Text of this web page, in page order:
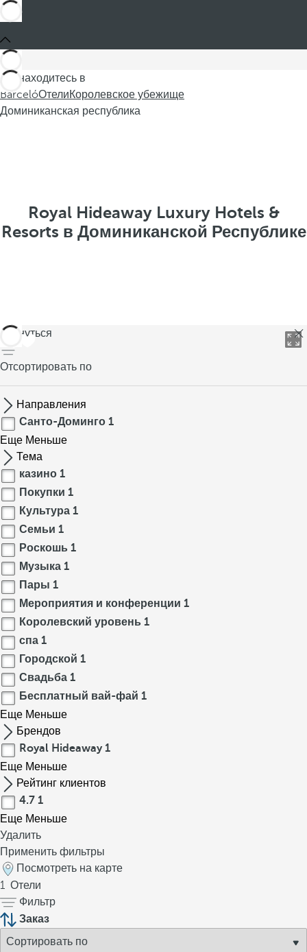
Вы находитесь в
BarcelóОтелиКоролевское убежище
Доминиканская республика
Royal Hideaway Luxury Hotels &
Resorts в Доминиканской Республике
вернуться
Отсортировать по
Направления
Санто-Доминго 1
Еще Меньше
Тема
казино 1
Покупки 1
Культура 1
Семьи 1
Роскошь 1
Музыка 1
Пары 1
Мероприятия и конференции 1
Королевский уровень 1
спа 1
Городской 1
Свадьба 1
Бесплатный вай-фай 1
Еще Меньше
Брендов
Royal Hideaway 1
Еще Меньше
Рейтинг клиентов
4.7 1
Еще Меньше
Удалить
Применить фильтры
Посмотреть на карте
1 Отели
Фильтр
Заказ